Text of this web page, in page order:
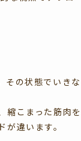
の状態でいき
こまった筋肉
違います。